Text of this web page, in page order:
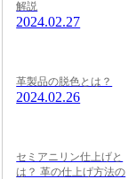
解説
2024.02.27
革製品の脱色とは？
2024.02.26
セミアニリン仕上げと
は？ 革の仕上げ方法の